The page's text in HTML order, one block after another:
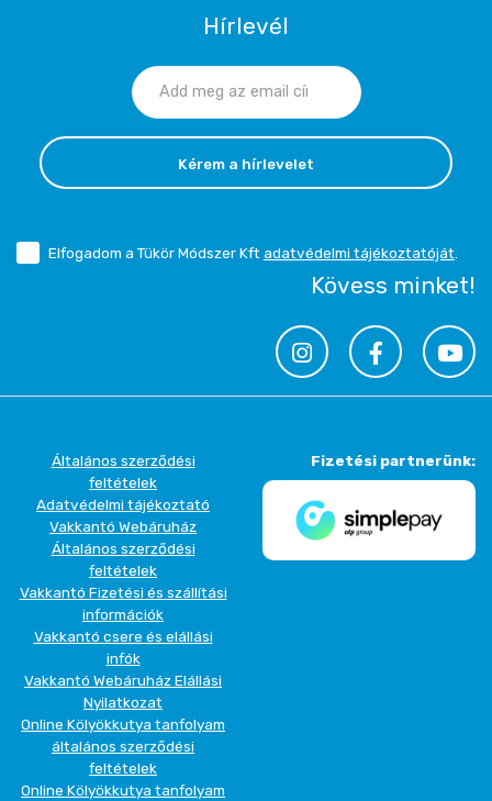
Hírlevél
Kérem a hírlevelet
Elfogadom a Tükör Módszer Kft adatvédelmi tájékoztatóját
Kövess minket!
Általános szerződési
feltételek
Adatvédelmi tájékoztató
Vakkantó Webáruház
Általános szerződési
feltételek
Vakkantó Fizetési és szállítási
információk
Vakkantó csere és elállási
infók
Vakkantó Webáruház Elállási
Nyilatkozat
Online Kölyökkutya tanfolyam
általános szerződési
feltételek
Online Kölyökkutya tanfolyam
Fizetési partnerünk: